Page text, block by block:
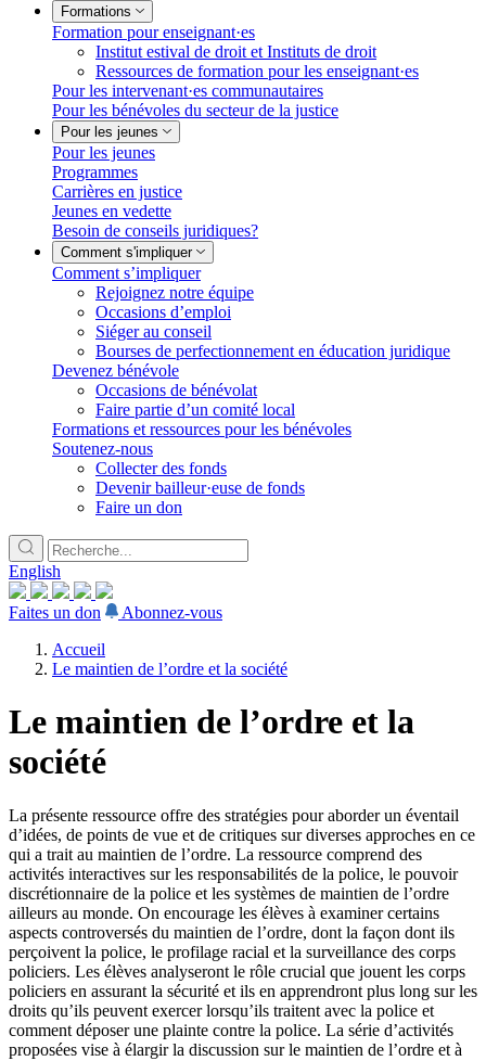
Formations
Formation pour enseignant·es
Institut estival de droit et Instituts de droit
Ressources de formation pour les enseignant·es
Pour les intervenant·es communautaires
Pour les bénévoles du secteur de la justice
Pour les jeunes
Pour les jeunes
Programmes
Carrières en justice
Jeunes en vedette
Besoin de conseils juridiques?
Comment s'impliquer
Comment s’impliquer
Rejoignez notre équipe
Occasions d’emploi
Siéger au conseil
Bourses de perfectionnement en éducation juridique
Devenez bénévole
Occasions de bénévolat
Faire partie d’un comité local
Formations et ressources pour les bénévoles
Soutenez-nous
Collecter des fonds
Devenir bailleur·euse de fonds
Faire un don
English
Faites un don
Abonnez-vous
Accueil
Le maintien de l’ordre et la société
Le maintien de l’ordre et la
société
La présente ressource offre des stratégies pour aborder un éventail
d’idées, de points de vue et de critiques sur diverses approches en ce
qui a trait au maintien de l’ordre. La ressource comprend des
activités interactives sur les responsabilités de la police, le pouvoir
discrétionnaire de la police et les systèmes de maintien de l’ordre
ailleurs au monde. On encourage les élèves à examiner certains
aspects controversés du maintien de l’ordre, dont la façon dont ils
perçoivent la police, le profilage racial et la surveillance des corps
policiers. Les élèves analyseront le rôle crucial que jouent les corps
policiers en assurant la sécurité et ils en apprendront plus long sur les
droits qu’ils peuvent exercer lorsqu’ils traitent avec la police et
comment déposer une plainte contre la police. La série d’activités
proposées vise à élargir la discussion sur le maintien de l’ordre et à